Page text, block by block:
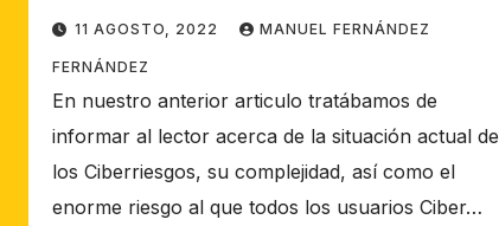
11 AGOSTO, 2022 MANUEL FERNÁNDEZ
FERNÁNDEZ
En nuestro anterior articulo tratábamos de
informar al lector acerca de la situación actual de
los Ciberriesgos, su complejidad, así como el
enorme riesgo al que todos los usuarios Ciber…